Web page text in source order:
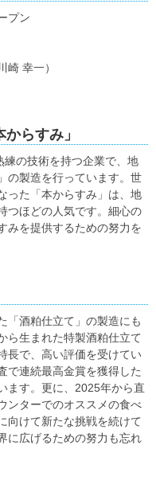
プン
崎 幸一）
らすみ」
の技術を持つ企業で、地
の製造を行っています。世
った「本からすみ」は、地
つほどの人気です。細心の
みを提供するための努力を
「酒粕仕立て」の製造にも
ら生まれた特製酒粕仕立て
長で、高い評価を受けてい
で連続最高金賞を獲得した
ます。更に、2025年から直
ンターでのオススメの食べ
向けて新たな挑戦を続けて
に広げるための努力も忘れ